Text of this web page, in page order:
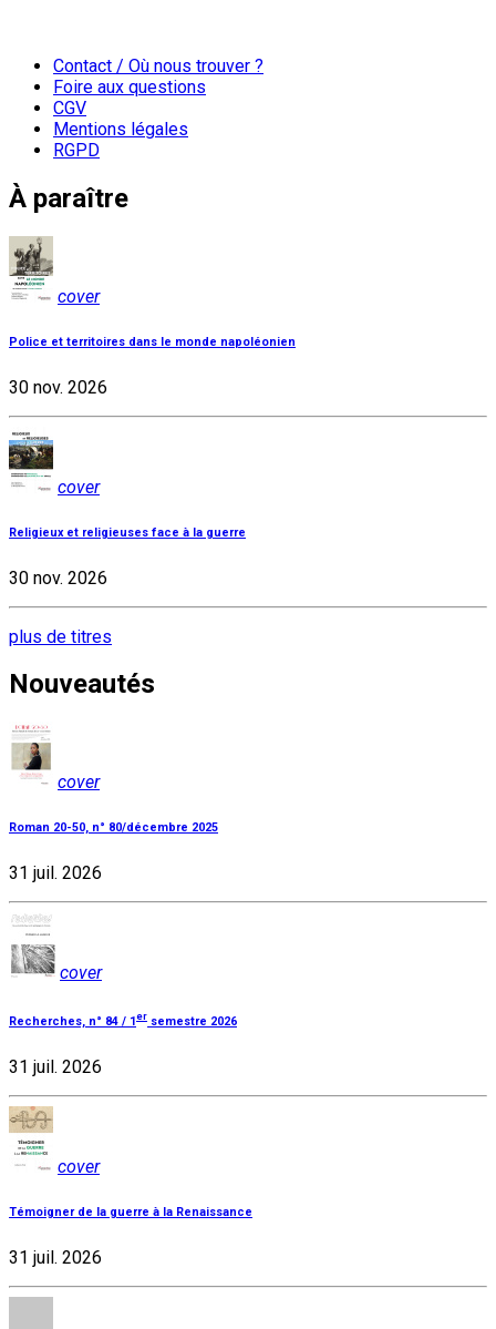
Contact / Où nous trouver ?
Foire aux questions
CGV
Mentions légales
RGPD
À paraître
cover
Police et territoires dans le monde napoléonien
30 nov. 2026
cover
Religieux et religieuses face à la guerre
30 nov. 2026
plus de titres
Nouveautés
cover
Roman 20-50, n° 80/décembre 2025
31 juil. 2026
cover
Recherches, n° 84 / 1er semestre 2026
31 juil. 2026
cover
Témoigner de la guerre à la Renaissance
31 juil. 2026